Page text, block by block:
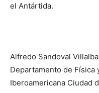
el Antártida.
Alfredo Sandoval
Departamento de Física
Iberoamericana Ciudad